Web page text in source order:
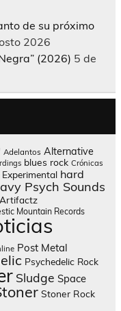
de su próximo
2026
(2026) 5 de
Adelantos Alternative
blues rock Crónicas
Experimental hard
Psych Sounds
Mountain Records
Post Metal
Psychedelic Rock
Sludge Space
Stoner Rock